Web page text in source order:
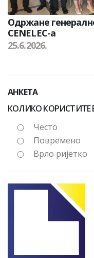
Одржане
CENELEC-а
25.6.2026.
АНКЕТА
КОЛИКО КОРИСТИТЕ
Често
Повремено
Врло ријетко